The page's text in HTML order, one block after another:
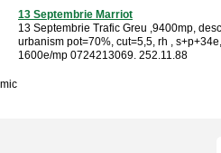
13 Septembrie Marriot
13 Septembrie Trafic Greu ,9400mp,
urbanism pot=70%, cut=5,5, rh ,
1600e/mp 0724213069. 252.11.88
mic